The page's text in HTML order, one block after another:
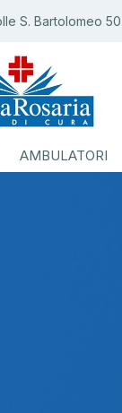
S. Bartolomeo
AMBULATORI